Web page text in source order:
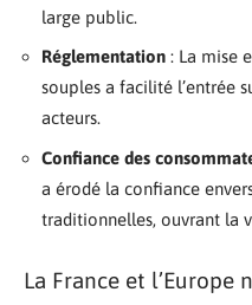
large public.
Réglementation : La mise
souples a facilité l’entrée
acteurs.
Confiance des
a érodé la confiance
traditionnelles, ouvrant la
La France et l’Europe